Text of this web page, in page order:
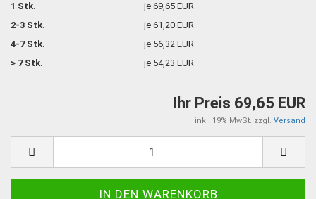
1 Stk.
je 69,65 EUR
2-3 Stk.
je 61,20 EUR
4-7 Stk.
je 56,32 EUR
> 7 Stk.
je 54,23 EUR
Ihr Preis 69,65 EUR
inkl. 19% MwSt. zzgl. Versand